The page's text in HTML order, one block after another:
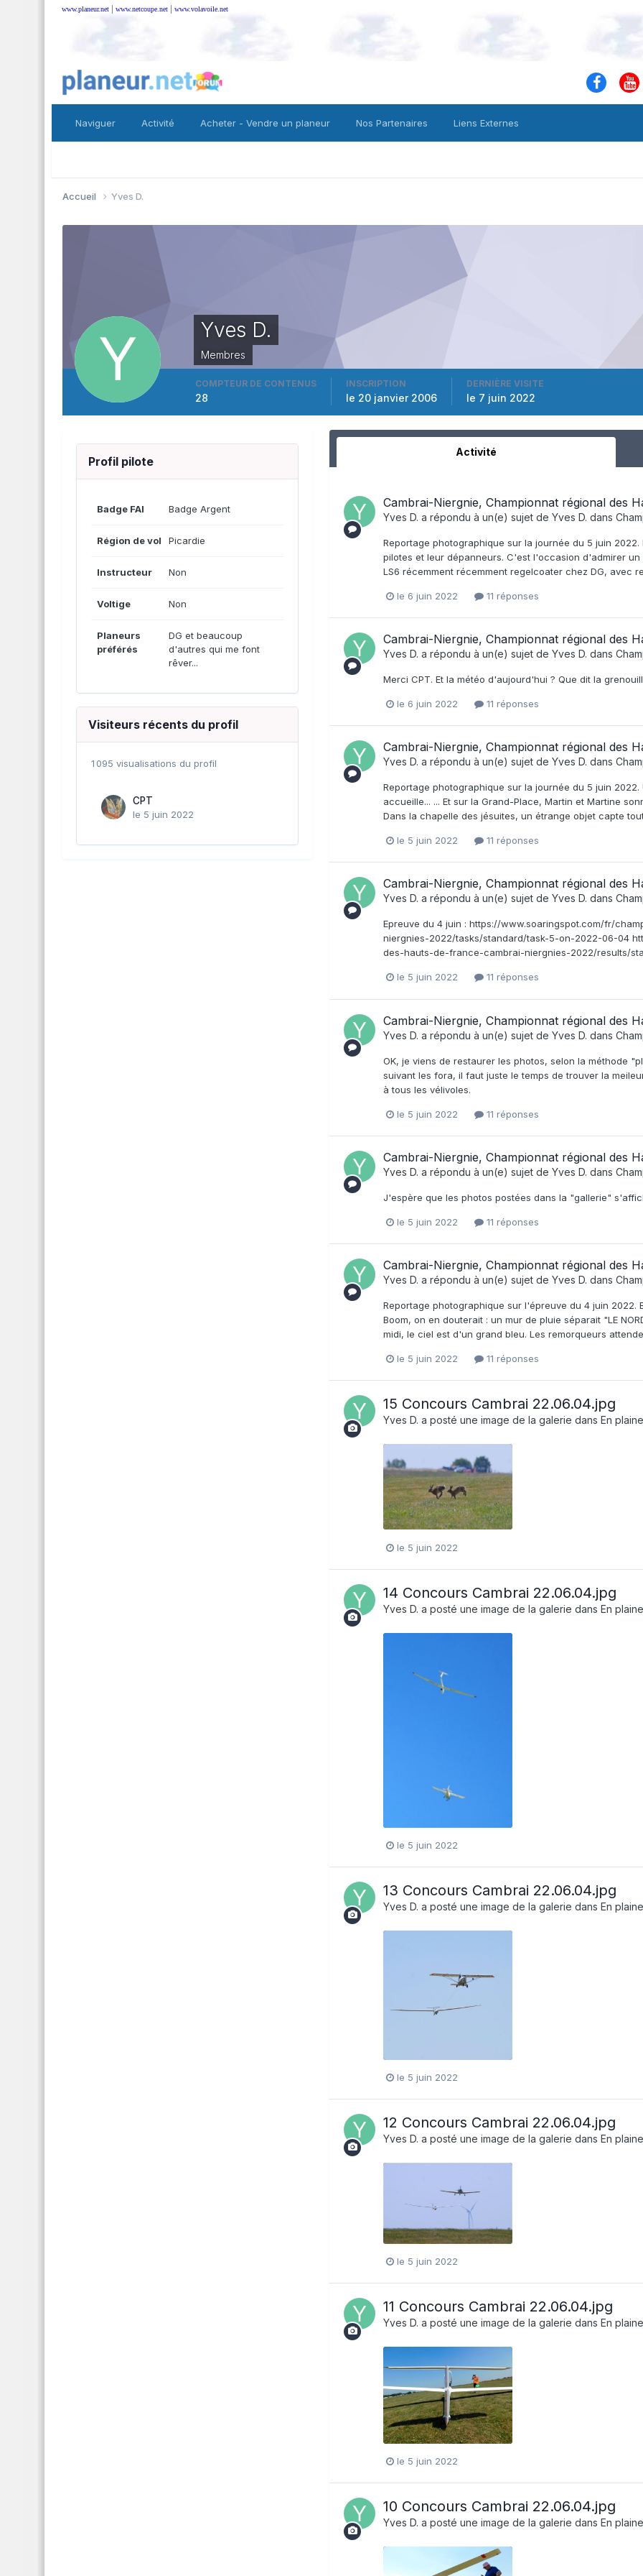
www.planeur.net | www.netcoupe.net | www.volavoile.net
Naviguer Activité Acheter - Vendre un planeur Nos Partenaires Liens Externes
Accueil Yves D.
Yves D.
Membres
COMPTEUR DE CONTENUS
28
INSCRIPTION
le 20 janvier 2006
DERNIÈRE VISITE
le 7 juin 2022
Profil pilote
Badge FAI Badge Argent
Région de vol Picardie
Instructeur Non
Voltige Non
Planeurs
préférés
DG et beaucoup
d'autres qui me font
rêver...
Visiteurs récents du profil
1 095 visualisations du profil
CPT
le 5 juin 2022
Activité
Cambrai-Niergnie, Championnat régional des
Yves D. a répondu à un(e) sujet de Yves D. dans
Reportage photographique sur la journée du 5 juin
pilotes et leur dépanneurs. C'est l'occasion d'admirer
LS6 récemment récemment regelcoater chez DG, avec
le 6 juin 2022 11 réponses
Cambrai-Niergnie, Championnat régional des
Yves D. a répondu à un(e) sujet de Yves D. dans
Merci CPT. Et la météo d'aujourd'hui ? Que dit la
le 6 juin 2022 11 réponses
Cambrai-Niergnie, Championnat régional des
Yves D. a répondu à un(e) sujet de Yves D. dans
Reportage photographique sur la journée du 5 juin
accueille... ... Et sur la Grand-Place, Martin et Martine
Dans la chapelle des jésuites, un étrange objet capte
le 5 juin 2022 11 réponses
Cambrai-Niergnie, Championnat régional des
Yves D. a répondu à un(e) sujet de Yves D. dans
Epreuve du 4 juin : https://www.soaringspot.com/fr/
niergnies-2022/tasks/standard/task-5-on-2022-06-04
des-hauts-de-france-cambrai-niergnies-2022/results/
le 5 juin 2022 11 réponses
Cambrai-Niergnie, Championnat régional des
Yves D. a répondu à un(e) sujet de Yves D. dans
OK, je viens de restaurer les photos, selon la méthode
suivant les fora, il faut juste le temps de trouver la
à tous les vélivoles.
le 5 juin 2022 11 réponses
Cambrai-Niergnie, Championnat régional des
Yves D. a répondu à un(e) sujet de Yves D. dans
J'espère que les photos postées dans la "gallerie"
le 5 juin 2022 11 réponses
Cambrai-Niergnie, Championnat régional des
Yves D. a répondu à un(e) sujet de Yves D. dans
Reportage photographique sur l'épreuve du 4 juin
Boom, on en douterait : un mur de pluie séparait "LE
midi, le ciel est d'un grand bleu. Les remorqueurs
le 5 juin 2022 11 réponses
15 Concours Cambrai 22.06.04.jpg
Yves D. a posté une image de la galerie dans En plaine
le 5 juin 2022
14 Concours Cambrai 22.06.04.jpg
Yves D. a posté une image de la galerie dans En plaine
le 5 juin 2022
13 Concours Cambrai 22.06.04.jpg
Yves D. a posté une image de la galerie dans En plaine
le 5 juin 2022
12 Concours Cambrai 22.06.04.jpg
Yves D. a posté une image de la galerie dans En plaine
le 5 juin 2022
11 Concours Cambrai 22.06.04.jpg
Yves D. a posté une image de la galerie dans En plaine
le 5 juin 2022
10 Concours Cambrai 22.06.04.jpg
Yves D. a posté une image de la galerie dans En plaine